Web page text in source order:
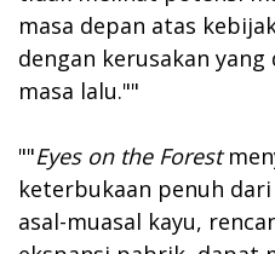
masa depan atas
dengan kerusakan
masa lalu.""
""Eyes on the Forest
keterbukaan penuh
asal-muasal kayu,